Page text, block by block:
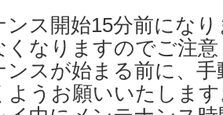
ス開始15分前にな
くなりますのでご注
スが始まる前に、手
ようお願いいたしま